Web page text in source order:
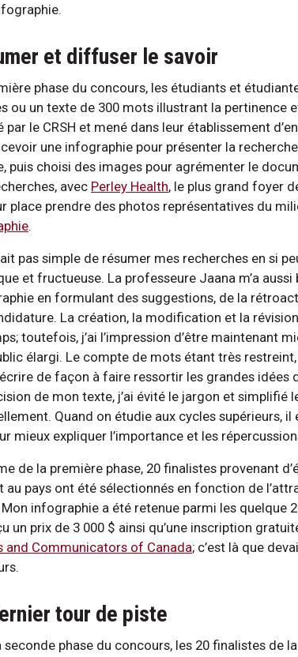
et diffuser le savoir
phase du concours, les étudiants et
ou un texte de 300 mots illustrant la pertinence
par le CRSH et mené dans leur établissement
une infographie pour présenter la
puis choisi des images pour agrémenter le
avec Perley Health, le plus grand foyer
place prendre des photos représentatives du
.
pas simple de résumer mes recherches en si
et fructueuse. La professeure Jaana m’a
en formulant des suggestions, de la
La création, la modification et la
toutefois, j’ai l’impression d’être maintenant
élargi. Le compte de mots étant très
écrire de façon à faire ressortir les grandes
de mon texte, j’ai évité le jargon et simplifié
Quand on étudie aux cycles supérieurs,
mieux expliquer l’importance et les
de la première phase, 20 finalistes provenant
au pays ont été sélectionnés en fonction de
infographie a été retenue parmi les quelque
un prix de 3 000 $ ainsi qu’une inscription
and Communicators of Canada; c’est là que
tour de piste
seconde phase du concours, les 20 finalistes de